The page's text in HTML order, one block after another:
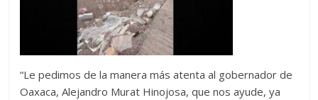
“Le pedimos de la manera más atenta al gobernador de
Oaxaca, Alejandro Murat Hinojosa, que nos ayude, ya